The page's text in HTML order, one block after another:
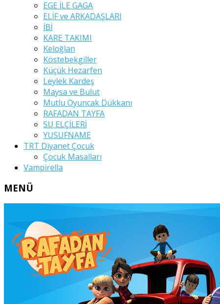
EGE İLE GAGA
ELİF ve ARKADAŞLARI
İBİ
KARE TAKIMI
Keloğlan
Köstebekgiller
Küçük Hezarfen
Leylek Kardeş
Maysa ve Bulut
Mutlu Oyuncak Dükkanı
RAFADAN TAYFA
SU ELÇİLERİ
YUSUFNAME
TRT Diyanet Çocuk
Çocuk Masalları
Vampirella
MENÜ